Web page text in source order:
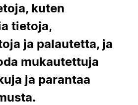
kuten
tietoja,
ja palautetta, ja
mukautettuja
ja parantaa